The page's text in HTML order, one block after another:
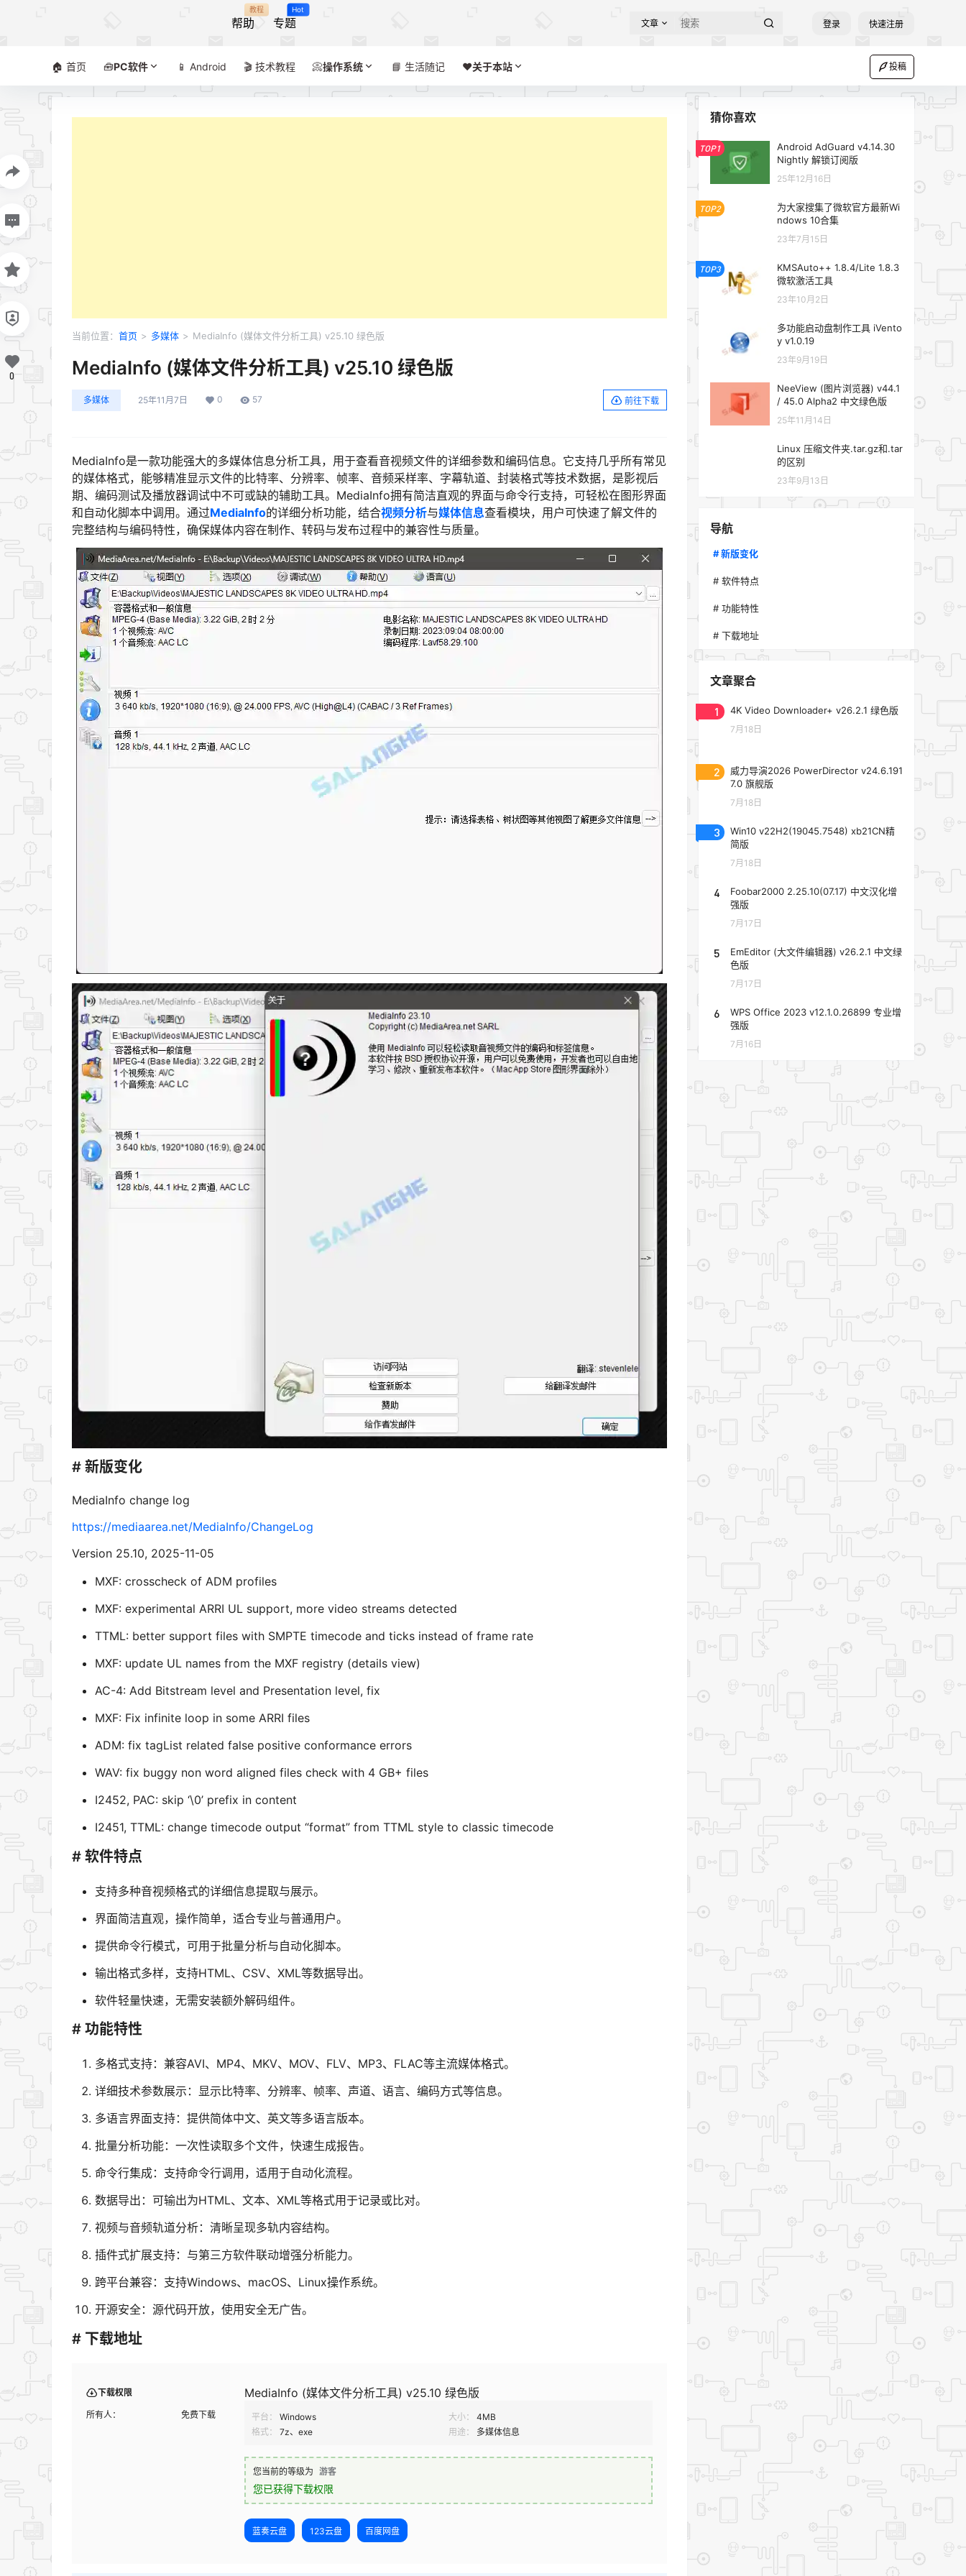
帮助
教程
专题
Hot
文章 登录 快速注册
🏠 首页 🧰PC软件 📱 Android 🎬 技术教程 📀操作系统 📘 生活随记 ❤️‍关于本站 投稿
当前位置： 首页 > 多媒体 > MediaInfo (媒体文件分析工具) v25.10 绿色版
MediaInfo (媒体文件分析工具) v25.10 绿色版
多媒体 25年11月7日 0 57 前往下载
MediaInfo是一款功能强大的多媒体信息分析工具，用于查看音视频文件的详细参数和编码信息。它支持几乎所有常见
的媒体格式，能够精准显示文件的比特率、分辨率、帧率、音频采样率、字幕轨道、封装格式等技术数据，是影视后
期、编码测试及播放器调试中不可或缺的辅助工具。MediaInfo拥有简洁直观的界面与命令行支持，可轻松在图形界面
和自动化脚本中调用。通过MediaInfo的详细分析功能，结合视频分析与媒体信息查看模块，用户可快速了解文件的
完整结构与编码特性，确保媒体内容在制作、转码与发布过程中的兼容性与质量。
# 新版变化
MediaInfo change log
https://mediaarea.net/MediaInfo/ChangeLog
Version 25.10, 2025-11-05
MXF: crosscheck of ADM profiles
MXF: experimental ARRI UL support, more video streams detected
TTML: better support files with SMPTE timecode and ticks instead of frame rate
MXF: update UL names from the MXF registry (details view)
AC-4: Add Bitstream level and Presentation level, fix
MXF: Fix infinite loop in some ARRI files
ADM: fix tagList related false positive conformance errors
WAV: fix buggy non word aligned files check with 4 GB+ files
I2452, PAC: skip ‘\0’ prefix in content
I2451, TTML: change timecode output “format” from TTML style to classic timecode
# 软件特点
支持多种音视频格式的详细信息提取与展示。
界面简洁直观，操作简单，适合专业与普通用户。
提供命令行模式，可用于批量分析与自动化脚本。
输出格式多样，支持HTML、CSV、XML等数据导出。
软件轻量快速，无需安装额外解码组件。
# 功能特性
多格式支持：兼容AVI、MP4、MKV、MOV、FLV、MP3、FLAC等主流媒体格式。
详细技术参数展示：显示比特率、分辨率、帧率、声道、语言、编码方式等信息。
多语言界面支持：提供简体中文、英文等多语言版本。
批量分析功能：一次性读取多个文件，快速生成报告。
命令行集成：支持命令行调用，适用于自动化流程。
数据导出：可输出为HTML、文本、XML等格式用于记录或比对。
视频与音频轨道分析：清晰呈现多轨内容结构。
插件式扩展支持：与第三方软件联动增强分析能力。
跨平台兼容：支持Windows、macOS、Linux操作系统。
开源安全：源代码开放，使用安全无广告。
# 下载地址
下载权限
所有人： 免费下载
MediaInfo (媒体文件分析工具) v25.10 绿色版
平台： Windows 大小：
4MB
格式：
7z、exe 用途： 多媒体信息
您当前的等级为 游客
您已获得下载权限
蓝奏云盘 123云盘 百度网盘
0
猜你喜欢
TOP1
Android AdGuard v4.14.30
Nightly 解锁订阅版
25年12月16日
TOP2
为大家搜集了微软官方最新Wi
ndows 10合集
23年7月15日
TOP3
KMSAuto++ 1.8.4/Lite 1.8.3
微软激活工具
23年10月2日
多功能启动盘制作工具 iVento
y v1.0.19
23年9月19日
NeeView (图片浏览器) v44.1
/ 45.0 Alpha2 中文绿色版
25年11月14日
Linux 压缩文件夹.tar.gz和.tar
的区别
23年9月13日
导航
# 新版变化
# 软件特点
# 功能特性
# 下载地址
文章聚合
1 4K Video Downloader+ v26.2.1 绿色版
7月18日
2
威力导演2026 PowerDirector v24.6.191
7.0 旗舰版
7月18日
3
Win10 v22H2(19045.7548) xb21CN精
简版
7月18日
4
Foobar2000 2.25.10(07.17) 中文汉化增
强版
7月17日
5
EmEditor (大文件编辑器) v26.2.1 中文绿
色版
7月17日
6
WPS Office 2023 v12.1.0.26899 专业增
强版
7月16日